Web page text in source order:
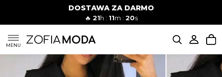
DOSTAWA ZA DARMO
🔥21h :11m :19s
MENU
SUKIENKI
KOMPLETY